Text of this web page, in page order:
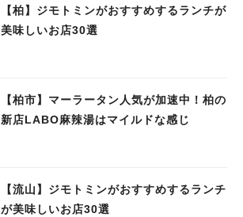
【柏】ジモトミンがおすすめするランチが
美味しいお店30選
【柏市】マーラータン人気が加速中！柏の
新店LABO麻辣湯はマイルドな感じ
【流山】ジモトミンがおすすめするランチ
が美味しいお店30選